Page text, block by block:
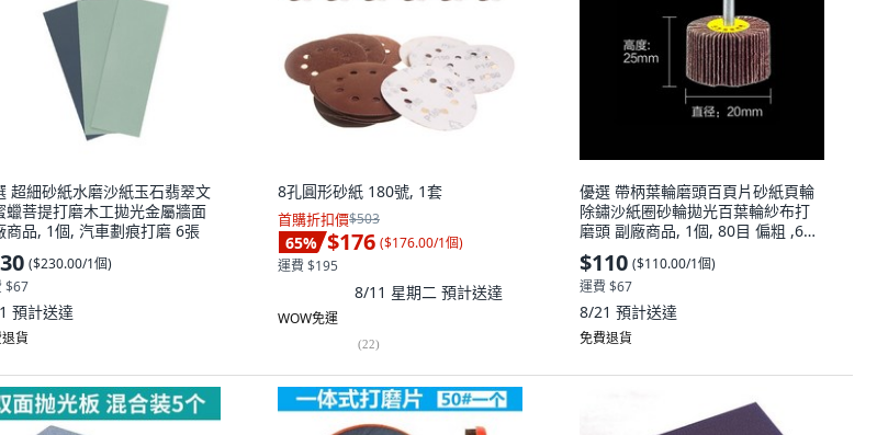
超細砂紙水磨沙紙玉石翡翠文
蠟菩提打磨木工拋光金屬牆面
商品, 1個, 汽車劃痕打磨 6張
($230.00/1個)
$67
預計送達
貨
8孔圓形砂紙 180號, 1套
首購折扣價$503
65% $176 ($176.00/1個)
運費 $195
8/11 星期二 預計送達
WOW免運
(22)
優選 帶柄葉輪磨頭百頁片砂紙頁輪
除鏽沙紙圈砂輪拋光百葉輪紗布打
磨頭 副廠商品, 1個, 80目 偏粗 ,6柄
*25MM 5個
$110 ($110.00/1個)
運費 $67
8/21 預計送達
免費退貨